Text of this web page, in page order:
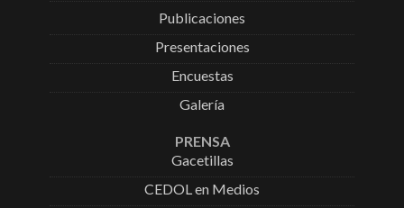
Publicaciones
Presentaciones
Encuestas
Galería
PRENSA
Gacetillas
CEDOL en Medios